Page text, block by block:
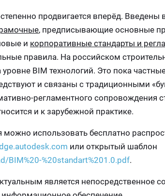
продвигается вперёд. Введены
, предписывающие основные
и корпоративные стандарты и
правила. На российском
BIM технологий. Это пока
и связаны с традиционными
регламентного сопровождения
и к зарубежной практике.
можно использовать бесплатно
или открытый шаблон
BIM%20-%20standart%201.0.pdf.
является непосредственное